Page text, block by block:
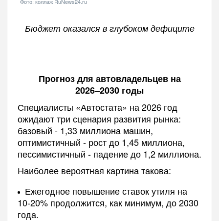
Бюджет оказался в глубоком дефиците
Прогноз для автовладельцев на
2026–2030 годы
Специалисты «Автостата» на 2026 год
ожидают три сценария развития рынка:
базовый - 1,33 миллиона машин,
оптимистичный - рост до 1,45 миллиона,
пессимистичный - падение до 1,2 миллиона.
Наиболее вероятная картина такова:
Ежегодное повышение ставок утиля на
10-20% продолжится, как минимум, до 2030
года.